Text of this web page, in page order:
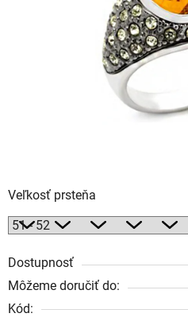
Veľkosť prsteňa
Dostupnosť
Môžeme doručiť do:
Kód: